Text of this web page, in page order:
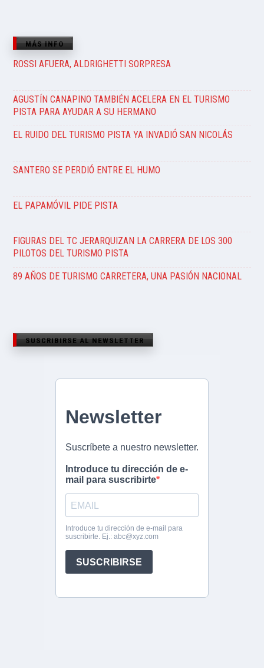
MÁS INFO
ROSSI AFUERA, ALDRIGHETTI SORPRESA
AGUSTÍN CANAPINO TAMBIÉN ACELERA EN EL TURISMO
PISTA PARA AYUDAR A SU HERMANO
EL RUIDO DEL TURISMO PISTA YA INVADIÓ SAN NICOLÁS
SANTERO SE PERDIÓ ENTRE EL HUMO
EL PAPAMÓVIL PIDE PISTA
FIGURAS DEL TC JERARQUIZAN LA CARRERA DE LOS 300
PILOTOS DEL TURISMO PISTA
89 AÑOS DE TURISMO CARRETERA, UNA PASIÓN NACIONAL
SUSCRIBIRSE AL NEWSLETTER